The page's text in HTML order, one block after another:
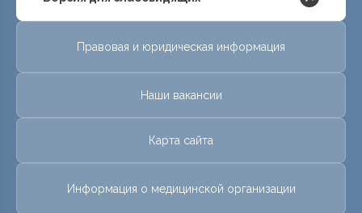
Правовая и юридическая информация
Наши вакансии
Карта сайта
Информация о медицинской организации